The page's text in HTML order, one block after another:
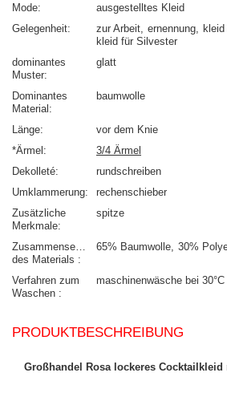
Mode
ausgestelltes Kleid
Gelegenheit
zur Arbeit ernennung
kleid für Silvester
dominantes
Muster
glatt
Dominantes
Material
baumwolle
Länge
vor dem Knie
*Ärmel
3/4 Ärmel
Dekolleté
rundschreiben
Umklammerung
rechenschieber
Zusätzliche
Merkmale
spitze
Zusammensetzung
des Materials
65% Baumwolle 30%
Verfahren zum
Waschen
maschinenwäsche bei 30°C
PRODUKTBESCHREIBUNG
Großhandel Rosa lockeres Cocktailkleid